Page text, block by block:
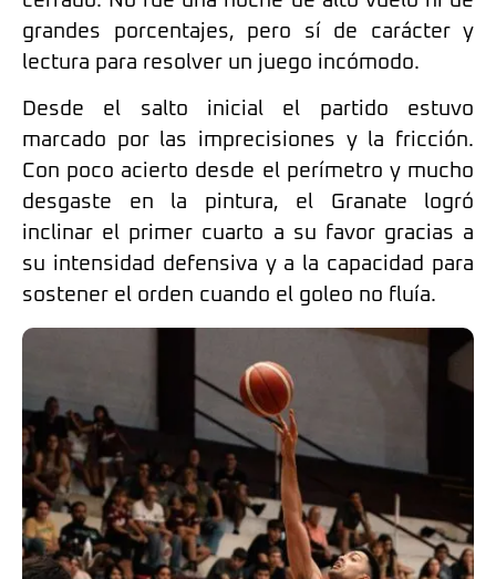
grandes porcentajes, pero sí de carácter y
lectura para resolver un juego incómodo.
Desde el salto inicial el partido estuvo
marcado por las imprecisiones y la fricción.
Con poco acierto desde el perímetro y mucho
desgaste en la pintura, el Granate logró
inclinar el primer cuarto a su favor gracias a
su intensidad defensiva y a la capacidad para
sostener el orden cuando el goleo no fluía.